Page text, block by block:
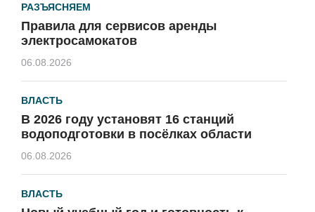
РАЗЪЯСНЯЕМ
Правила для сервисов аренды
электросамокатов
06.08.2026
ВЛАСТЬ
В 2026 году установят 16 станций
водоподготовки в посёлках области
06.08.2026
ВЛАСТЬ